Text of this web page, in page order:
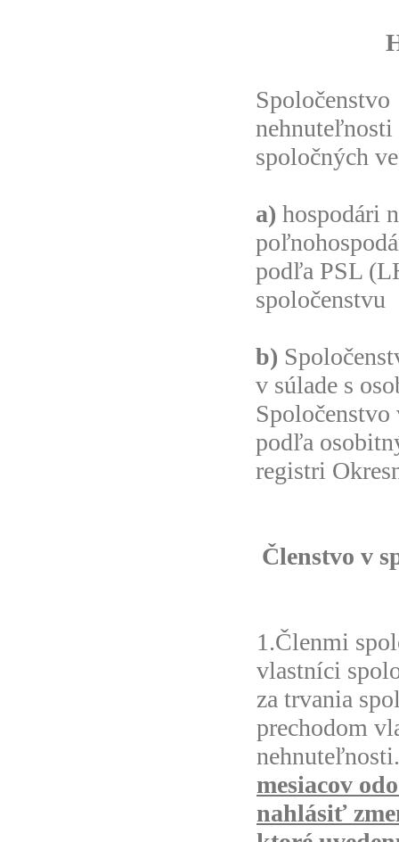
spoločných
a) hospodári
podľa PSL
spoločenstvu
b)
v súlade s
podľa
registri
Členstvo v
1.Členmi
vlastníci
za trvania
prechodom
mesiacov
nahlásiť